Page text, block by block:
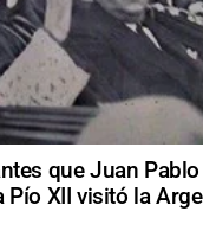
que Juan Pablo
Pío XII visitó la